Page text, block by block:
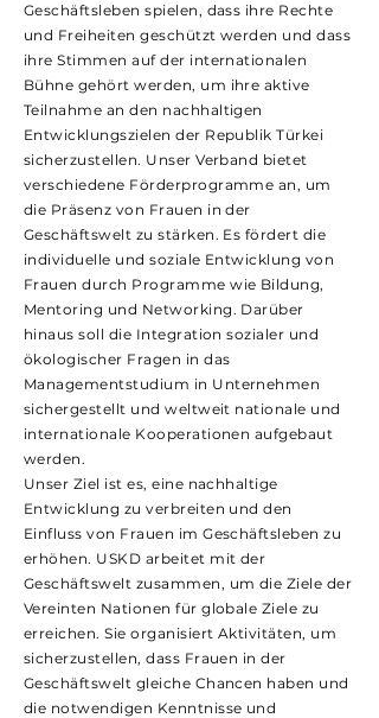
Geschäftsleben spielen, dass ihre Rechte
und Freiheiten geschützt werden und dass
ihre Stimmen auf der internationalen
Bühne gehört werden, um ihre aktive
Teilnahme an den nachhaltigen
Entwicklungszielen der Republik Türkei
sicherzustellen. Unser Verband bietet
verschiedene Förderprogramme an, um
die Präsenz von Frauen in der
Geschäftswelt zu stärken. Es fördert die
individuelle und soziale Entwicklung von
Frauen durch Programme wie Bildung,
Mentoring und Networking. Darüber
hinaus soll die Integration sozialer und
ökologischer Fragen in das
Managementstudium in Unternehmen
sichergestellt und weltweit nationale und
internationale Kooperationen aufgebaut
werden.
Unser Ziel ist es, eine nachhaltige
Entwicklung zu verbreiten und den
Einfluss von Frauen im Geschäftsleben zu
erhöhen. USKD arbeitet mit der
Geschäftswelt zusammen, um die Ziele der
Vereinten Nationen für globale Ziele zu
erreichen. Sie organisiert Aktivitäten, um
sicherzustellen, dass Frauen in der
Geschäftswelt gleiche Chancen haben und
die notwendigen Kenntnisse und